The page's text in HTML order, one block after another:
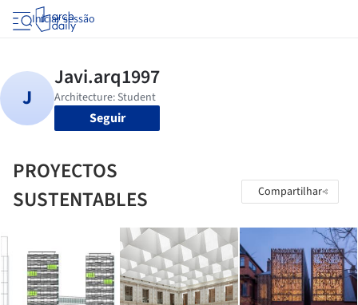
Iniciar sessão
Seguir
PROYECTOS
SUSTENTABLES
Compartilhar